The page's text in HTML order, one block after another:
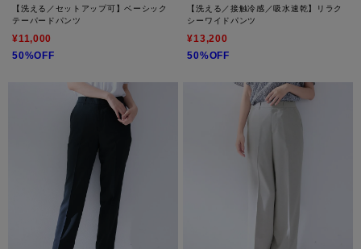
【洗える／セットアップ可】ベーシック
テーパードパンツ
¥11,000
50%OFF
【洗える／接触冷感／吸水速乾】リラク
シーワイドパンツ
¥13,200
50%OFF